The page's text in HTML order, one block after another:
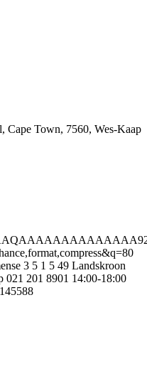
Cape Town, 7560, Wes-Kaap
3 5 1 5 49 Landskroon
021 201 8901 14:00-18:00